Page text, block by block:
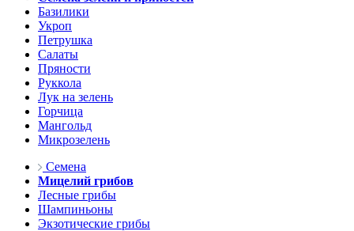
Базилики
Укроп
Петрушка
Салаты
Пряности
Руккола
Лук на зелень
Горчица
Мангольд
Микрозелень
Семена
Мицелий грибов
Лесные грибы
Шампиньоны
Экзотические грибы